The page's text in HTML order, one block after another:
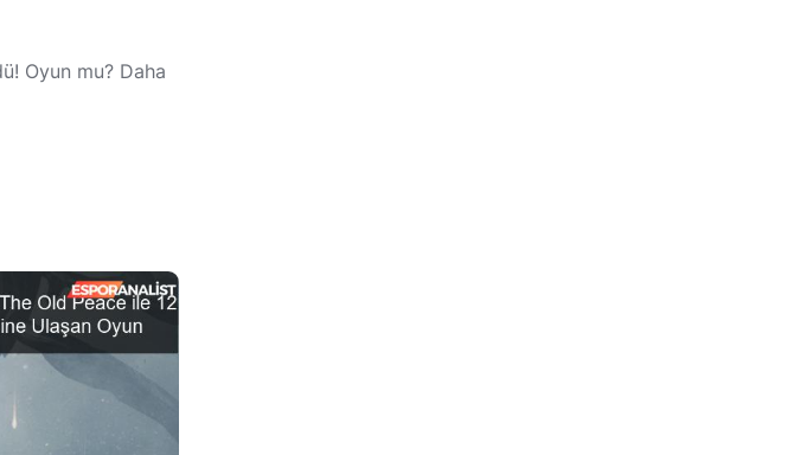
Oyun mu? Daha